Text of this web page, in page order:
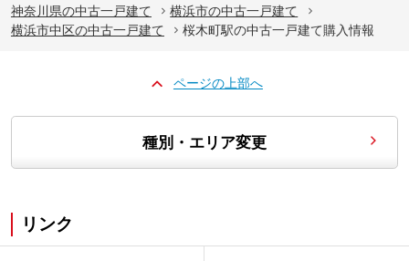
神奈川県の中古一戸建て
横浜市の中古一戸建て
横浜市中区の中古一戸建て
桜木町駅の中古一戸建て購入情報
ページの上部へ
種別・エリア変更
リンク